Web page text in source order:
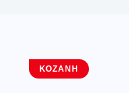
ΚΟΖΆΝΗ